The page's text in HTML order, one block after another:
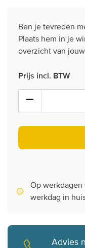
Ben je tevreden
Plaats hem in je
overzicht van
Prijs incl. BTW
Op werkdagen
werkdag in
Advies